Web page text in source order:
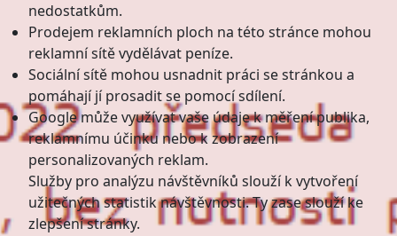
nedostatkům.
Prodejem reklamních ploch na této stránce mohou
reklamní sítě vydělávat peníze.
Sociální sítě mohou usnadnit práci se stránkou a
pomáhají jí prosadit se pomocí sdílení.
Google může využívat vaše údaje k měření publika,
reklamnímu účinku nebo k zobrazení
personalizovaných reklam.
Služby pro analýzu návštěvníků slouží k vytvoření
užitečných statistik návštěvnosti. Ty zase slouží ke
zlepšení stránky.